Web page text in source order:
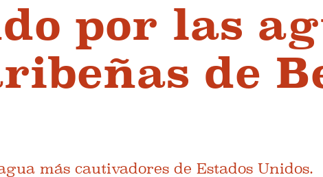
por las
de
más cautivadores de Estados Unidos.